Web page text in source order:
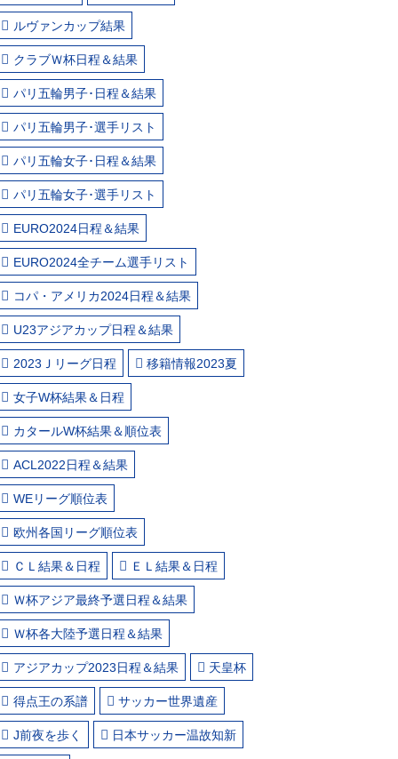
ルヴァンカップ結果
クラブＷ杯日程＆結果
パリ五輪男子･日程＆結果
パリ五輪男子･選手リスト
パリ五輪女子･日程＆結果
パリ五輪女子･選手リスト
EURO2024日程＆結果
EURO2024全チーム選手リスト
コパ・アメリカ2024日程＆結果
U23アジアカップ日程＆結果
2023Ｊリーグ日程 移籍情報2023夏
女子W杯結果＆日程
カタールW杯結果＆順位表
ACL2022日程＆結果
WEリーグ順位表
欧州各国リーグ順位表
ＣＬ結果＆日程 ＥＬ結果＆日程
Ｗ杯アジア最終予選日程＆結果
Ｗ杯各大陸予選日程＆結果
アジアカップ2023日程＆結果 天皇杯
得点王の系譜 サッカー世界遺産
J前夜を歩く 日本サッカー温故知新